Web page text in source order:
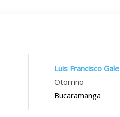
Luis Francisco
Otorrino
Bucaramanga